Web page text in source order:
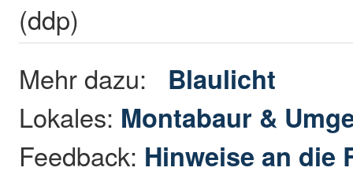
(ddp)
Mehr dazu: Blaulicht
Lokales: Montabaur &
Feedback: Hinweise an die